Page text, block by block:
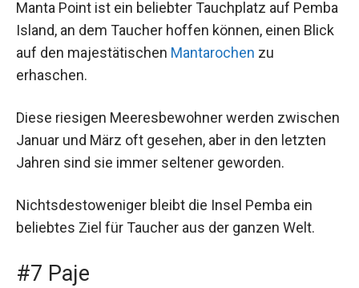
Manta Point ist ein beliebter Tauchplatz auf Pemba
Island, an dem Taucher hoffen können, einen Blick
auf den majestätischen Mantarochen zu
erhaschen.
Diese riesigen Meeresbewohner werden zwischen
Januar und März oft gesehen, aber in den letzten
Jahren sind sie immer seltener geworden.
Nichtsdestoweniger bleibt die Insel Pemba ein
beliebtes Ziel für Taucher aus der ganzen Welt.
#7 Paje